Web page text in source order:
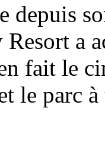
depuis
Resort a
fait le
le parc